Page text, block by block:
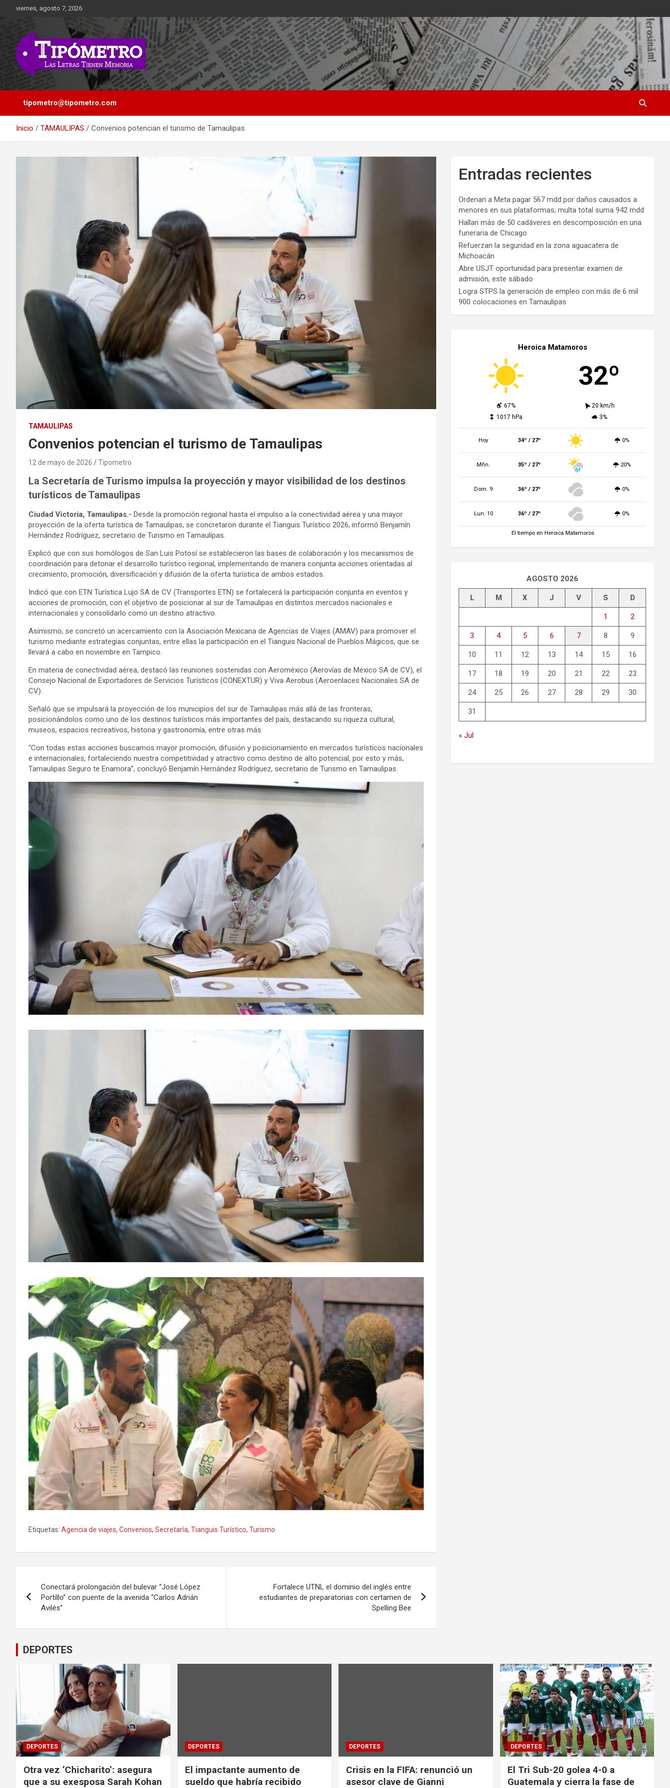
viernes, agosto 7, 2026
Tipometro
Las Letras Tienen Memoria
tipometro@tipometro.com
Inicio TAMAULIPAS Convenios potencian el turismo de Tamaulipas
TAMAULIPAS
Convenios potencian el turismo de Tamaulipas
12 de mayo de 2026 Tipometro
La Secretaría de Turismo impulsa la proyección y mayor visibilidad de los destinos
turísticos de Tamaulipas
Ciudad Victoria, Tamaulipas.- Desde la promoción regional hasta el impulso a la conectividad aérea y una mayor
proyección de la oferta turística de Tamaulipas, se concretaron durante el Tianguis Turístico 2026, informó Benjamín
Hernández Rodríguez, secretario de Turismo en Tamaulipas.
Explicó que con sus homólogos de San Luis Potosí se establecieron las bases de colaboración y los mecanismos de
coordinación para detonar el desarrollo turístico regional, implementando de manera conjunta acciones orientadas al
crecimiento, promoción, diversificación y difusión de la oferta turística de ambos estados.
Indicó que con ETN Turística Lujo SA de CV (Transportes ETN) se fortalecerá la participación conjunta en eventos y
acciones de promoción, con el objetivo de posicionar al sur de Tamaulipas en distintos mercados nacionales e
internacionales y consolidarlo como un destino atractivo.
Asimismo, se concretó un acercamiento con la Asociación Mexicana de Agencias de Viajes (AMAV) para promover el
turismo mediante estrategias conjuntas, entre ellas la participación en el Tianguis Nacional de Pueblos Mágicos, que se
llevará a cabo en noviembre en Tampico.
En materia de conectividad aérea, destacó las reuniones sostenidas con Aeroméxico (Aerovías de México SA de CV), el
Consejo Nacional de Exportadores de Servicios Turísticos (CONEXTUR) y Viva Aerobus (Aeroenlaces Nacionales SA de
CV).
Señaló que se impulsará la proyección de los municipios del sur de Tamaulipas más allá de las fronteras,
posicionándolos como uno de los destinos turísticos más importantes del país, destacando su riqueza cultural,
museos, espacios recreativos, historia y gastronomía, entre otras más.
“Con todas estas acciones buscamos mayor promoción, difusión y posicionamiento en mercados turísticos nacionales
e internacionales, fortaleciendo nuestra competitividad y atractivo como destino de alto potencial, por esto y más,
Tamaulipas Seguro te Enamora”, concluyó Benjamín Hernández Rodríguez, secretario de Turismo en Tamaulipas.
Etiquetas: Agencia de viajes, Convenios, Secretaría, Tianguis Turístico, Turismo
de
Conectará prolongación del bulevar “José López
Portillo” con puente de la avenida “Carlos Adrián
Avilés”
Fortalece UTNL el dominio del inglés entre
estudiantes de preparatorias con certamen de
Spelling Bee
Entradas recientes
Ordenan a Meta pagar 567 mdd por daños causados a
menores en sus plataformas; multa total suma 942 mdd
Hallan más de 50 cadáveres en descomposición en una
funeraria de Chicago
Refuerzan la seguridad en la zona aguacatera de
Michoacán
Abre USJT oportunidad para presentar examen de
admisión, este sábado
Logra STPS la generación de empleo con más de 6 mil
900 colocaciones en Tamaulipas
Heroica Matamoros
32º
67%
20 km/h
1017 hPa
3%
Hoy 34º / 27º 0%
Mñn. 35º / 27º 20%
Dom. 9 36º / 27º 0%
Lun. 10 36º / 27º 0%
El tiempo en Heroica Matamoros
AGOSTO 2026
L M X J V S D
1 2
3 4 5 6 7 8 9
10 11 12 13 14 15 16
17 18 19 20 21 22 23
24 25 26 27 28 29 30
31
« Jul
DEPORTES
DEPORTES
Otra vez ‘Chicharito’: asegura
que a su exesposa Sarah Kohan
DEPORTES
El impactante aumento de
sueldo que habría recibido
DEPORTES
Crisis en la FIFA: renunció un
asesor clave de Gianni
DEPORTES
El Tri Sub-20 golea 4-0 a
Guatemala y cierra la fase de